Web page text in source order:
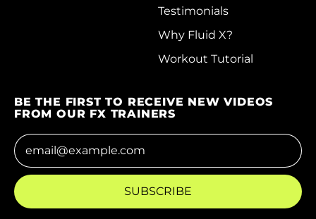
Testimonials
Why Fluid X?
Workout Tutorial
BE THE FIRST TO RECEIVE NEW VIDEOS
FROM OUR FX TRAINERS
Email Address
SUBSCRIBE
(AUD $)
Colombia (HKD $)